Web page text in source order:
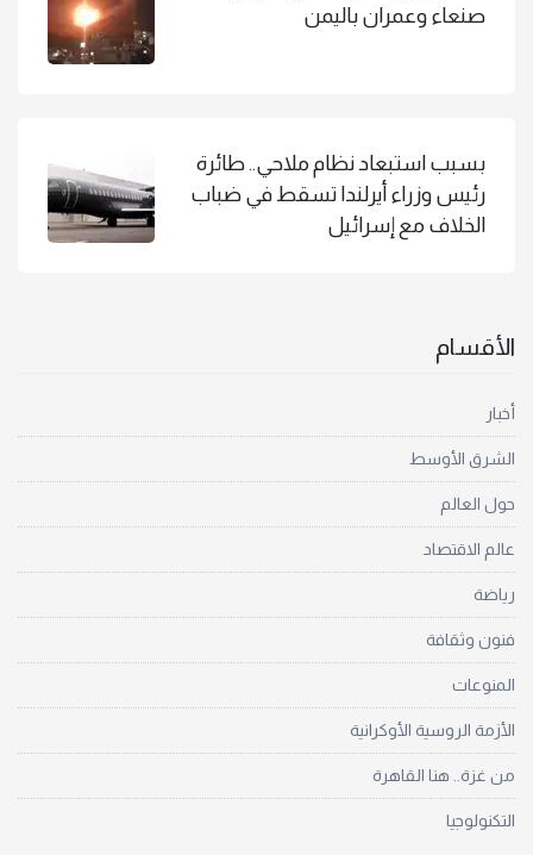
صنعاء وعمران باليمن
بسبب استبعاد نظام ملاحي.. طائرة
رئيس وزراء أيرلندا تسقط في ضباب
الخلاف مع إسرائيل
الأقسام
أخبار
الشرق الأوسط
حول العالم
عالم الاقتصاد
رياضة
فنون وثقافة
المنوعات
الأزمة الروسية الأوكرانية
من غزة.. هنا القاهرة
التكنولوجيا